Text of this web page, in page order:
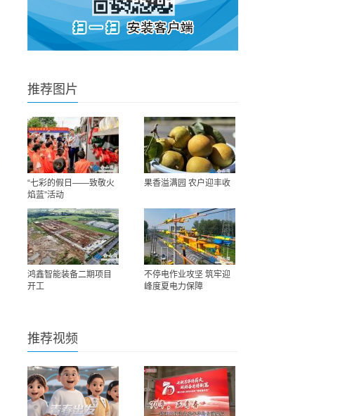
推荐图片
“七彩的假日——致敬火
焰蓝”活动
果香溢满园 农户迎丰收
鸿鑫智能装备二期项目
开工
不停电作业攻坚 筑牢迎
峰度夏电力保障
推荐视频